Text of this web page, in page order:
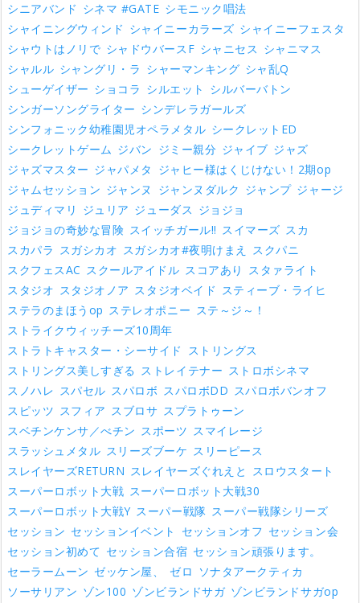
シニアバンド シネマ #GATE シモニック唱法
シャイニングウィンド シャイニーカラーズ シャイニーフェスタ
シャウトはノリで シャドウバースF シャニセス シャニマス
シャルル シャングリ・ラ シャーマンキング シャ乱Q
シューゲイザー ショコラ シルエット シルバーバトン
シンガーソングライター シンデレラガールズ
シンフォニック幼稚園児オペラメタル シークレットED
シークレットゲーム ジバン ジミー親分 ジャイブ ジャズ
ジャズマスター ジャパメタ ジャヒー様はくじけない！2期op
ジャムセッション ジャンヌ ジャンヌダルク ジャンプ ジャージ
ジュディマリ ジュリア ジューダス ジョジョ
ジョジョの奇妙な冒険 スイッチガール!! スイマーズ スカ
スカパラ スガシカオ スガシカオ#夜明けまえ
スクパニ
スクフェスAC スクールアイドル スコアあり スタァライト
スタジオ スタジオノア スタジオベイド スティーブ・ライヒ
ステラのまほうop ステレオポニー ステ～ジ～！
ストライクウィッチーズ10周年
ストラトキャスター・シーサイド ストリングス
ストリングス美しすぎる ストレイテナー ストロボシネマ
スノハレ スパセル スパロボ スパロボDD スパロボバンオフ
スピッツ スフィア スブロサ スプラトゥーン
スベチンケンサ／べチン スポーツ スマイレージ
スラッシュメタル スリーズブーケ スリーピース
スレイヤーズRETURN スレイヤーズぐれえと スロウスタート
スーパーロボット大戦 スーパーロボット大戦30
スーパーロボット大戦Y スーパー戦隊 スーパー戦隊シリーズ
セッション セッションイベント セッションオフ セッション会
セッション初めて セッション合宿 セッション頑張ります。
セーラームーン ゼッケン屋、 ゼロ ソナタアークティカ
ソーサリアン ゾン100 ゾンビランドサガ ゾンビランドサガop